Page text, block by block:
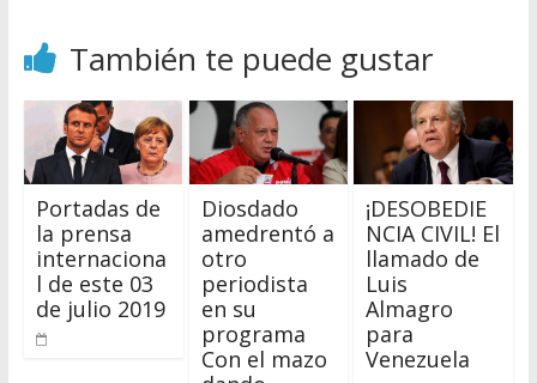
También te puede gustar
Portadas de
la prensa
internaciona
l de este 03
de julio 2019
Diosdado
amedrentó a
otro
periodista
en su
programa
Con el mazo
¡DESOBEDIE
NCIA CIVIL! El
llamado de
Luis
Almagro
para
Venezuela